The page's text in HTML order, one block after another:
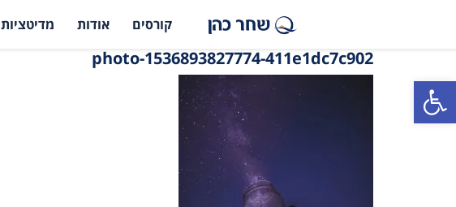
פתח סרגל נגישות
קורסים אודות מדיטציות
photo-1536893827774-411e1dc7c902